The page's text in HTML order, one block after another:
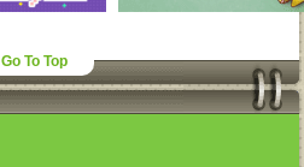
Go To Top